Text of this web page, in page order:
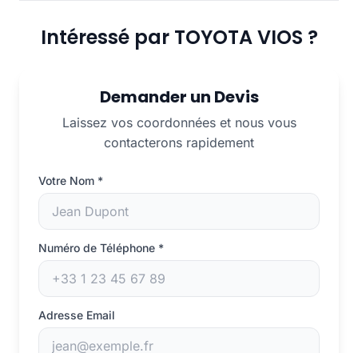
Intéressé par TOYOTA VIOS ?
Demander un Devis
Laissez vos coordonnées et nous vous
contacterons rapidement
Votre Nom *
Numéro de Téléphone *
Adresse Email